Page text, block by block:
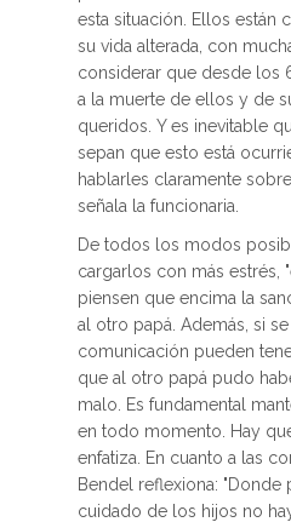
esta situación. Ellos están
su vida alterada, con
considerar que desde los
a la muerte de ellos y de
queridos. Y es inevitable
sepan que esto está
hablarles claramente
señala la funcionaria.
De todos los modos
cargarlos con más estrés,
piensen que encima la
al otro papá. Además, si
comunicación pueden
que al otro papá pudo
malo. Es fundamental
en todo momento. Hay
enfatiza. En cuanto a las
Bendel reflexiona: "Donde
cuidado de los hijos no